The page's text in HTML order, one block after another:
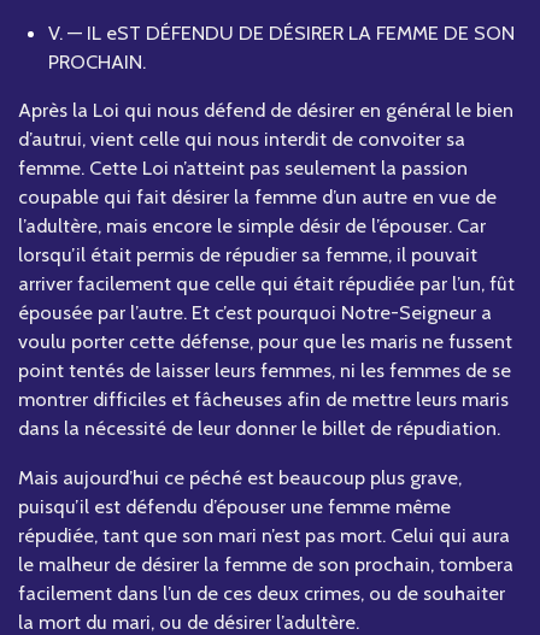
V. — IL eST DÉFENDU DE DÉSIRER LA FEMME DE SON
PROCHAIN.
Après la Loi qui nous défend de désirer en général le bien
d’autrui, vient celle qui nous interdit de convoiter sa
femme. Cette Loi n’atteint pas seulement la passion
coupable qui fait désirer la femme d’un autre en vue de
l’adultère, mais encore le simple désir de l’épouser. Car
lorsqu’il était permis de répudier sa femme, il pouvait
arriver facilement que celle qui était répudiée par l’un, fût
épousée par l’autre. Et c’est pourquoi Notre-Seigneur a
voulu porter cette défense, pour que les maris ne fussent
point tentés de laisser leurs femmes, ni les femmes de se
montrer difficiles et fâcheuses afin de mettre leurs maris
dans la nécessité de leur donner le billet de répudiation.
Mais aujourd’hui ce péché est beaucoup plus grave,
puisqu’il est défendu d’épouser une femme même
répudiée, tant que son mari n’est pas mort. Celui qui aura
le malheur de désirer la femme de son prochain, tombera
facilement dans l’un de ces deux crimes, ou de souhaiter
la mort du mari, ou de désirer l’adultère.